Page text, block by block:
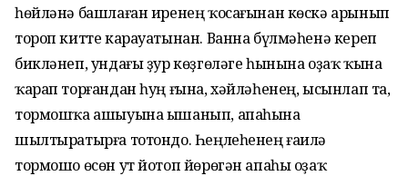
һөйләнә башлаған иренең ҡосағынан көскә арынып
тороп китте карауатынан. Ванна бүлмәһенә кереп
бикләнеп, ундағы ҙур көҙгөләге һынына оҙаҡ ҡына
ҡарап торғандан һуң ғына, хәйләһенең, ысынлап та,
тормошҡа ашыуына ышанып, апаһына
шылтыратырға тотондо. Һеңлеһенең ғаилә
тормошо өсөн ут йотоп йөрөгән апаһы оҙаҡ